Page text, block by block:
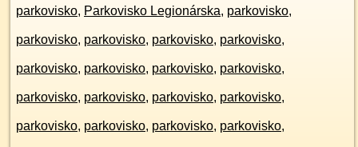
parkovisko, Parkovisko Legionárska, parkovisko,
parkovisko, parkovisko, parkovisko, parkovisko,
parkovisko, parkovisko, parkovisko, parkovisko,
parkovisko, parkovisko, parkovisko, parkovisko,
parkovisko, parkovisko, parkovisko, parkovisko,